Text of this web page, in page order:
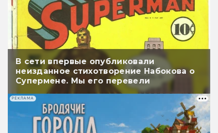
В сети впервые опубликовали
неизданное стихотворение Набокова о
Супермене. Мы его перевели
РЕКЛАМА